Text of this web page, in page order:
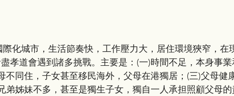
孝道會遇到諸多挑戰。主要是：(一)時間不足，本身事
不同住，子女甚至移民海外，父母在港獨居；(三)父母健
弟姊妹不多，甚至是獨生子女，獨自一人承担照顧父母的